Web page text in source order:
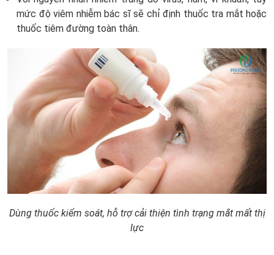
mức độ viêm nhiễm bác sĩ sẽ chỉ định thuốc tra mắt hoặc
thuốc tiêm đường toàn thân.
Dùng thuốc kiểm soát, hỗ trợ cải thiện tình trạng mắt mất thị
lực